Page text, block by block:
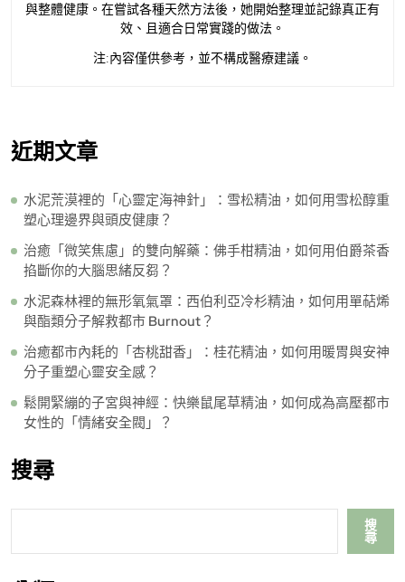
與整體健康。在嘗試各種天然方法後，她開始整理並記錄真正有
效、且適合日常實踐的做法。
注:內容僅供參考，並不構成醫療建議。
近期文章
水泥荒漠裡的「心靈定海神針」：雪松精油，如何用雪松醇重
塑心理邊界與頭皮健康？
治癒「微笑焦慮」的雙向解藥：佛手柑精油，如何用伯爵茶香
掐斷你的大腦思緒反芻？
水泥森林裡的無形氧氣罩：西伯利亞冷杉精油，如何用單萜烯
與酯類分子解救都市 Burnout？
治癒都市內耗的「杏桃甜香」：桂花精油，如何用暖胃與安神
分子重塑心靈安全感？
鬆開緊繃的子宮與神經：快樂鼠尾草精油，如何成為高壓都市
女性的「情緒安全閥」？
搜尋
搜
尋